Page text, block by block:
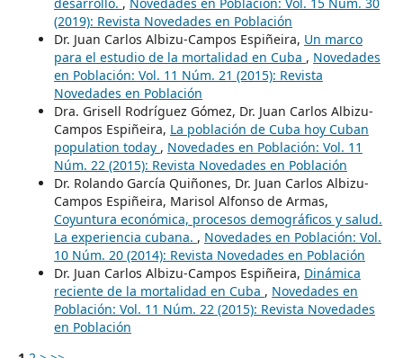
(2019): Revista Novedades en Población
Dr. Juan Carlos Albizu-Campos Espiñeira, Un marco
para el estudio de la mortalidad en Cuba , Novedades
en Población: Vol. 11 Núm. 21 (2015): Revista
Novedades en Población
Dra. Grisell Rodríguez Gómez, Dr. Juan Carlos Albizu-
Campos Espiñeira, La población de Cuba hoy Cuban
population today , Novedades en Población: Vol. 11
Núm. 22 (2015): Revista Novedades en Población
Dr. Rolando García Quiñones, Dr. Juan Carlos Albizu-
Campos Espiñeira, Marisol Alfonso de Armas,
Coyuntura económica, procesos demográficos y salud.
La experiencia cubana. , Novedades en Población: Vol.
10 Núm. 20 (2014): Revista Novedades en Población
Dr. Juan Carlos Albizu-Campos Espiñeira, Dinámica
reciente de la mortalidad en Cuba , Novedades en
Población: Vol. 11 Núm. 22 (2015): Revista Novedades
en Población